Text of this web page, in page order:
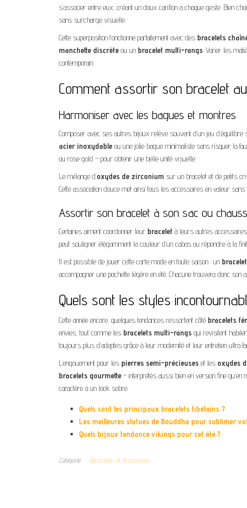
s’associer entre eux, créant un doux carillon à chaque geste. Bien
sans surcharge visuelle.
Cette superposition fonctionne parfaitement avec des bracelets
manchette discrète ou un bracelet multi-rangs . Varier les
contemporain.
Comment assortir son bracelet
Harmoniser avec les bagues et montres
Composer avec ses autres bijoux relève souvent d’un jeu d’équilibre
acier inoxydable ou une jolie bague minimaliste sans risquer la
ou rose gold – pour obtenir une belle unité visuelle.
Le mélange d’oxydes de zirconium sur un bracelet et de petits
Cette association douce met ainsi tous les accessoires en valeur sans
Assortir son bracelet à son sac ou
Certaines aiment coordonner leur bracelet à leurs autres
peut souligner élégamment la couleur d’un cabas ou répondre à la
Il est possible de jouer cette carte mode en toute saison : un
accompagner une pochette légère en été. Chacune trouvera donc
Quels sont les styles
Cette année encore, quelques tendances ressortent côté bracelets
envies, tout comme les bracelets multi-rangs qui revisitent
toujours plus d’adeptes grâce à leur modernité et leur entretien ultra
L’engouement pour les pierres semi-précieuses et les oxydes
bracelets gourmette – interprétés aussi bien en version fine
caractère à un look sobre.
Quels sont les principaux bracelets tibétains ?
Les meilleures statues de Bouddha pour sublimer
Quels bijoux tendance vikings pour cet été ?
Catégorie Décoration et Accessoires